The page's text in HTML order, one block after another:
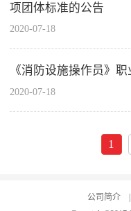
项团体标准的公告
2020-07-18
《消防设施操作员》
2020-07-18
1
公司简介